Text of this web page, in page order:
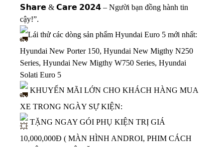
𝗦𝗵𝗮𝗿𝗲 & 𝗖𝗮𝗿𝗲 𝟮𝟬𝟮𝟰 – Người bạn đồng hành tin
cậy!”.
Lái thử các dòng sản phẩm Hyundai Euro 5 mới nhất:
Hyundai New Porter 150, Hyundai New Migthy N250
Series, Hyundai New Migthy W750 Series, Hyundai
Solati Euro 5
KHUYẾN MÃI LỚN CHO KHÁCH HÀNG MUA
XE TRONG NGÀY SỰ KIỆN:
TẶNG NGAY GÓI PHỤ KIỆN TRỊ GIÁ
10,000,000Đ ( MÀN HÌNH ANDROI, PHIM CÁCH